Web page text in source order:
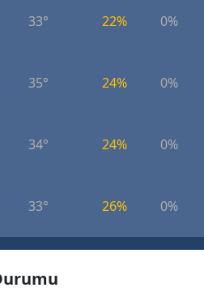
33° 22% 0%
35° 24% 0%
34° 24% 0%
33° 26% 0%